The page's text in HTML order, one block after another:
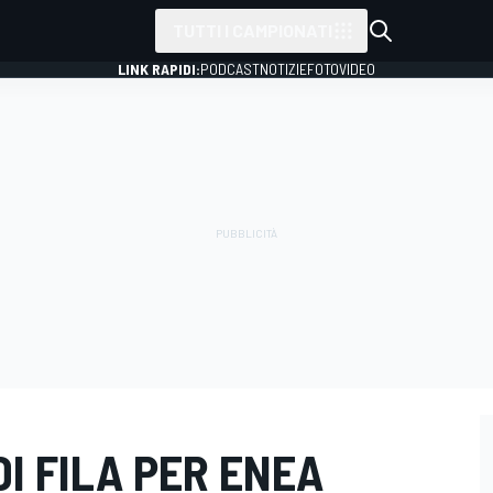
LINK RAPIDI:PODCASTNOTIZIEFOTOVIDEO
FILA PER ENEA